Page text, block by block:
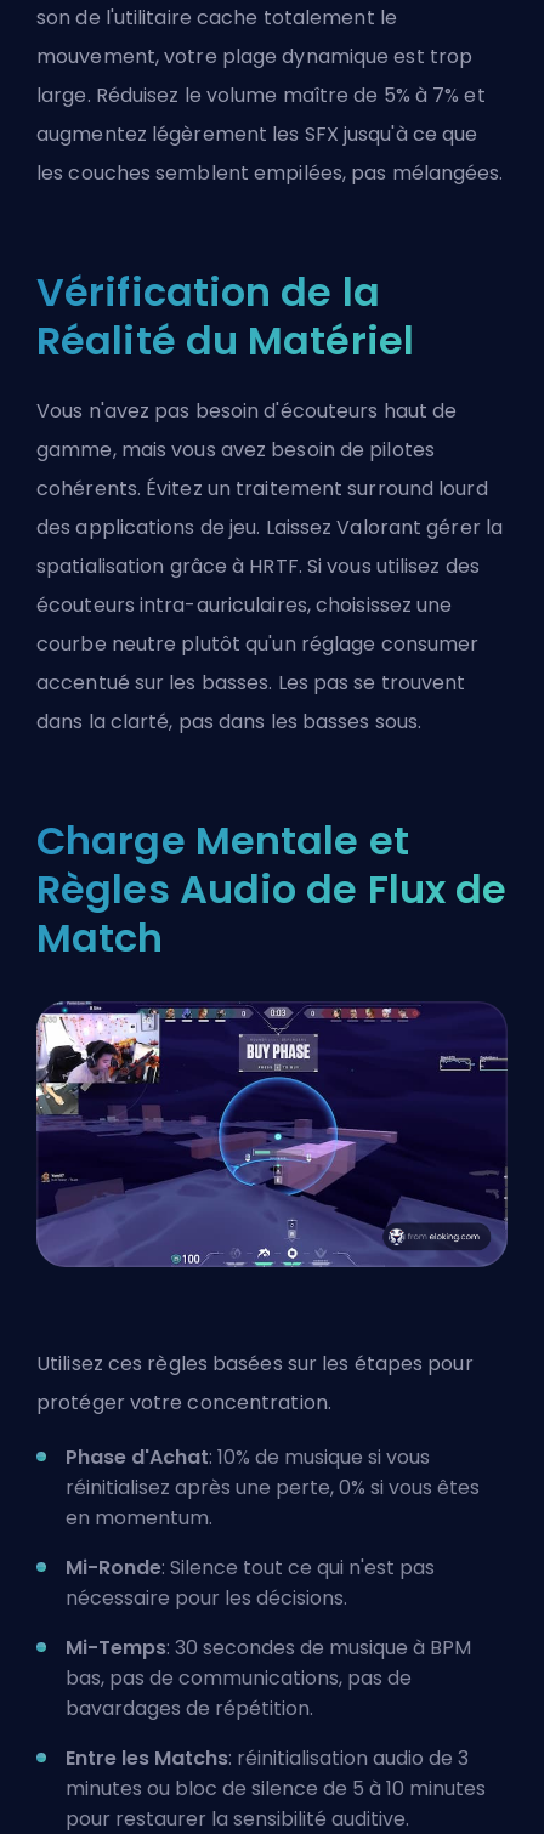
son de l'utilitaire cache totalement le
mouvement, votre plage dynamique est trop
large. Réduisez le volume maître de 5% à 7% et
augmentez légèrement les SFX jusqu'à ce que
les couches semblent empilées, pas mélangées.
Vérification de la
Réalité du Matériel
Vous n'avez pas besoin d'écouteurs haut de
gamme, mais vous avez besoin de pilotes
cohérents. Évitez un traitement surround lourd
des applications de jeu. LaissezValorant gérer la
spatialisation grâce à HRTF. Si vous utilisez des
écouteurs intra-auriculaires, choisissez une
courbe neutre plutôt qu'un réglage consumer
accentué sur les basses. Les pas se trouvent
dans la clarté, pas dans les basses sous.
Charge Mentale et
Règles Audio de Flux de
Match
Utilisez ces règles basées sur les étapes pour
protéger votre concentration.
Phase d'Achat: 10% de musique si vous
réinitialisez après une perte, 0% si vous êtes
en momentum.
Mi-Ronde: Silence tout ce qui n'est pas
nécessaire pour les décisions.
Mi-Temps: 30 secondes de musique à BPM
bas, pas de communications, pas de
bavardages de répétition.
Entre les Matchs: réinitialisation audio de 3
minutes ou bloc de silence de 5 à 10 minutes
pour restaurer la sensibilité auditive.